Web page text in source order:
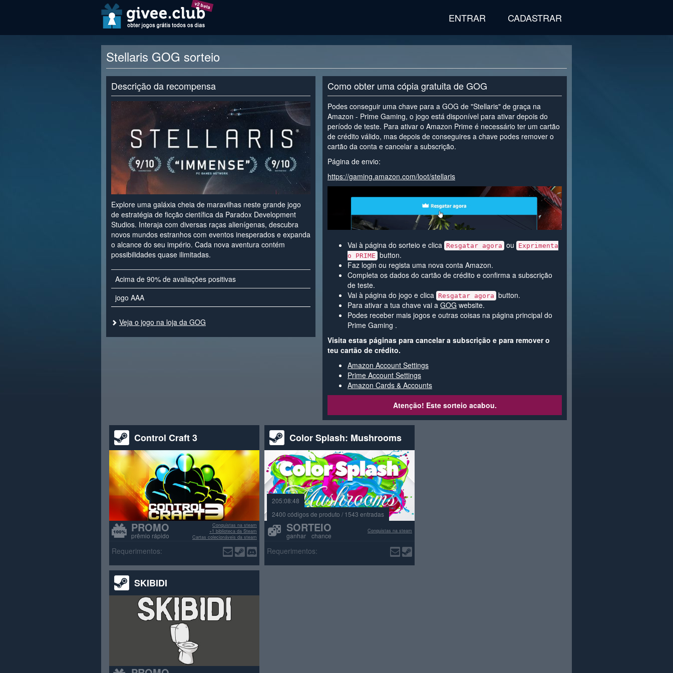
v2 beta
ENTRAR CADASTRAR
Stellaris GOG sorteio
Descrição da recompensa
Explore uma galáxia cheia de maravilhas neste grande jogo
de estratégia de ficção científica da Paradox Development
Studios. Interaja com diversas raças alienígenas, descubra
novos mundos estranhos com eventos inesperados e expanda
o alcance do seu império. Cada nova aventura contém
possibilidades quase ilimitadas.
Acima de 90% de avaliações positivas
jogo AAA
Veja o jogo na loja da GOG
Como obter uma cópia gratuita de GOG
Podes conseguir uma chave para a GOG de "Stellaris" de graça na
Amazon - Prime Gaming, o jogo está disponível para ativar depois do
período de teste. Para ativar o Amazon Prime é necessário ter um cartão
de crédito válido, mas depois de conseguires a chave podes remover o
cartão da conta e cancelar a subscrição.
Página de envio:
https://gaming.amazon.com/loot/stellaris
Vai à página do sorteio e clica Resgatar agora ou
Exprimenta
o PRIME button.
Faz login ou regista uma nova conta Amazon.
Completa os dados do cartão de crédito e confirma a subscrição
de teste.
Vai à página do jogo e clica Resgatar agora button.
Para ativar a tua chave vai a GOG website.
Podes receber mais jogos e outras coisas na página principal do
Prime Gaming .
Visita estas páginas para cancelar a subscrição e para remover o
teu cartão de crédito.
Amazon Account Settings
Prime Account Settings
Amazon Cards & Accounts
Atenção! Este sorteio acabou.
Control Craft 3
PROMO
prêmio rápido
Conquistas na steam
+1 biblioteca da Steam
Cartas colecionáveis da steam
Requerimentos:
Color Splash: Mushrooms
205:08:48
2400 códigos de produto / 1543 entradas
SORTEIO
ganhar chance
Conquistas na steam
Requerimentos:
SKIBIDI